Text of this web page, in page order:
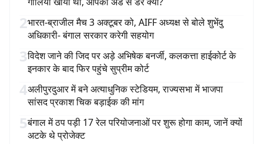
2भारत-ब्राजील मैच 3 अक्टूबर को, AIFF अध्यक्ष से बोले शुभेंदु
अधिकारी- बंगाल सरकार करेगी सहयोग
3विदेश जाने की जिद पर अड़े अभिषेक बनर्जी, कलकत्ता हाईकोर्ट के
इनकार के बाद फिर पहुंचे सुप्रीम कोर्ट
4अलीपुरदुआर में बने अत्याधुनिक स्टेडियम, राज्यसभा में भाजपा
सांसद प्रकाश चिक बड़ाईक की मांग
5बंगाल में ठप पड़ी 17 रेल परियोजनाओं पर शुरू होगा काम, जानें क्यों
अटके थे प्रोजेक्ट